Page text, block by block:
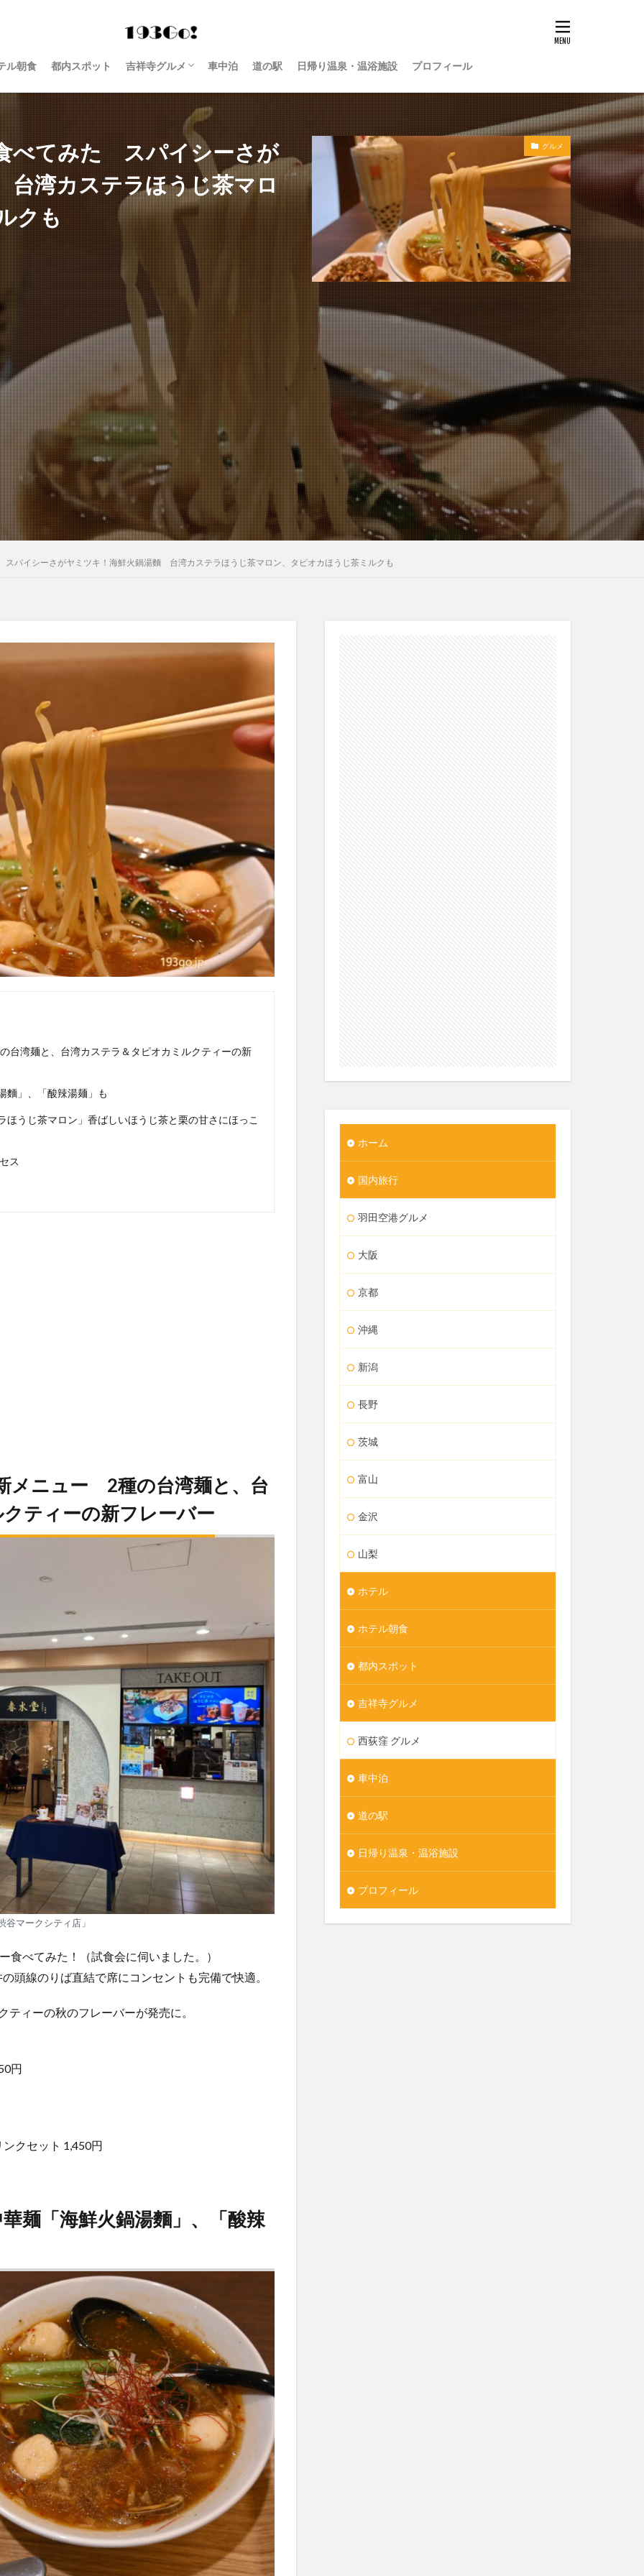
ル朝食 都内スポット 吉祥寺グルメ
西荻窪 グルメ
車中泊 道の駅 日帰り温泉・温浴施設 プロフィール
べてみた スパイシーさが
湾カステラほうじ茶マロ
クも
グルメ
パイシーさがヤミツキ！海鮮火鍋湯麵 台湾カステラほうじ茶マロン、タピオカほうじ茶ミルクも
湾麺と、台湾カステラ＆タピオカミルクティーの新
麵」、「酸辣湯麺」も
うじ茶マロン」香ばしいほうじ茶と栗の甘さにほっこ
ス
メニュー 2種の台湾麺と、台
ティーの新フレーバー
谷マークシティ店」
べてみた！（試食会に伺いました。）
頭線のりば直結で席にコンセントも完備で快適。
ィーの秋のフレーバーが発売に。
円
クセット 1,450円
麺「海鮮火鍋湯麵」、「酸辣
ホーム
国内旅行
羽田空港グルメ
大阪
京都
沖縄
新潟
長野
茨城
富山
金沢
山梨
ホテル
ホテル朝食
都内スポット
吉祥寺グルメ
西荻窪 グルメ
車中泊
道の駅
日帰り温泉・温浴施設
プロフィール